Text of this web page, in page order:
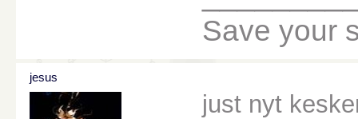
Save your
jesus
just nyt